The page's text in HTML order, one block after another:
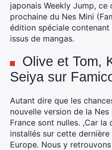
japonais Weekly Jump, ce
prochaine du Nes Mini
édition spéciale
issus de mangas.
Olive et Tom,
Seiya sur
Autant dire que les
nouvelle version de la
France sont nulles. ,Car
installés sur cette
Europe. Nous y